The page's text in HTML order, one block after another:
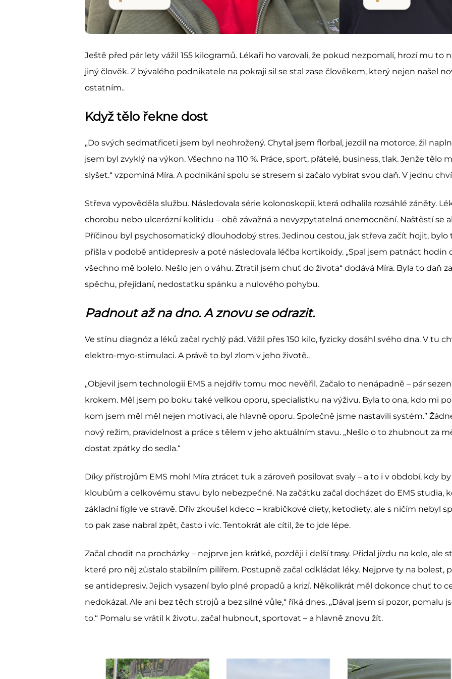
Ještě před pár lety vážil 155 kilogramů. Lékaři ho varovali, že pokud nezpomalí, hrozí mu to
jiný člověk. Z bývalého podnikatele na pokraji sil se stal zase člověkem, který nejen našel
ostatním..
Když tělo řekne dost
„Do svých sedmatřiceti jsem byl neohrožený. Chytal jsem florbal, jezdil na motorce, žil
jsem byl zvyklý na výkon. Všechno na 110 %. Práce, sport, přátelé, business, tlak. Jenže tělo
slyšet.“ vzpomíná Míra. A podnikání spolu se stresem si začalo vybírat svou daň. V jednu
Střeva vypověděla službu. Následovala série kolonoskopií, která odhalila rozsáhlé záněty.
chorobu nebo ulcerózní kolitidu – obě závažná a nevyzpytatelná onemocnění. Naštěstí se
Příčinou byl psychosomatický dlouhodobý stres. Jedinou cestou, jak střeva začít hojit,
přišla v podobě antidepresiv a poté následovala léčba kortikoidy. „Spal jsem patnáct
všechno mě bolelo. Nešlo jen o váhu. Ztratil jsem chuť do života“ dodává Míra. Byla to daň
spěchu, přejídaní, nedostatku spánku a nulového pohybu.
Padnout až na dno. A znovu se odrazit.
Ve stínu diagnóz a léků začal rychlý pád. Vážil přes 150 kilo, fyzicky dosáhl svého dna. V tu
elektro-myo-stimulaci. A právě to byl zlom v jeho životě..
„Objevil jsem technologii EMS a nejdřív tomu moc nevěřil. Začalo to nenápadně – pár
krokem. Měl jsem po boku také velkou oporu, specialistku na výživu. Byla to ona, kdo mi
kom jsem měl měl nejen motivaci, ale hlavně oporu. Společně jsme nastavili systém.”
nový režim, pravidelnost a práce s tělem v jeho aktuálním stavu. „Nešlo o to zhubnout za
dostat zpátky do sedla.“
Díky přístrojům EMS mohl Míra ztrácet tuk a zároveň posilovat svaly – a to i v období, kdy
kloubům a celkovému stavu bylo nebezpečné. Na začátku začal docházet do EMS
základní fígle ve stravě. Dřív zkoušel kdeco – krabičkové diety, ketodiety, ale s ničím nebyl
to pak zase nabral zpět, často i víc. Tentokrát ale cítil, že to jde lépe.
Začal chodit na procházky – nejprve jen krátké, později i delší trasy. Přidal jízdu na kole, ale
které pro něj zůstalo stabilním pilířem. Postupně začal odkládat léky. Nejprve ty na bolest,
se antidepresiv. Jejich vysazení bylo plné propadů a krizí. Několikrát měl dokonce chuť to
nedokázal. Ale ani bez těch strojů a bez silné vůle,“ říká dnes. „Dával jsem si pozor, pomalu
to.“ Pomalu se vrátil k životu, začal hubnout, sportovat – a hlavně znovu žít.